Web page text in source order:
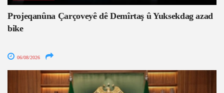
Projeqanûna Çarçoveyê dê Demîrtaş û Yuksekdag azad
bike
06/08/2026